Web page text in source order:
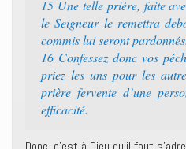
15 Une telle prière, faite
le Seigneur le remettra
commis lui seront pardonnés.
16 Confessez donc vos
priez les uns pour les
prière fervente d’une
efficacité.